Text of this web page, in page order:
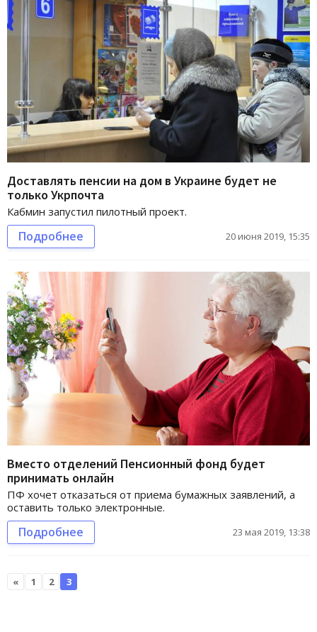
Доставлять пенсии на дом в Украине будет не
только Укрпочта
Кабмин запустил пилотный проект.
Подробнее 20 июня 2019, 15:35
Вместо отделений Пенсионный фонд будет
принимать онлайн
ПФ хочет отказаться от приема бумажных заявлений, а
оставить только электронные.
Подробнее 23 мая 2019, 13:38
« 1 2 3